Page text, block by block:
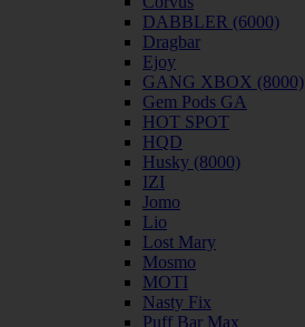
DABBLER (6000)
Dragbar
Ejoy
GANG XBOX (8000)
Gem Pods GA
HOT SPOT
HQD
Husky (8000)
IZI
Jomo
Lio
Lost Mary
Mosmo
MOTI
Nasty Fix
Puff Bar Max